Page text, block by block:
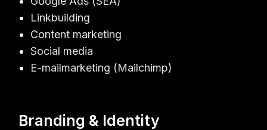
Linkbuilding
Content marketing
Social media
E-mailmarketing (Mailchimp)
Branding & Identity